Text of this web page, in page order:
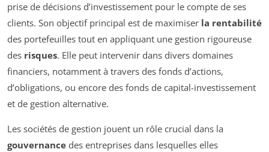
prise de décisions d’investissement pour le compte de ses
clients. Son objectif principal est de maximiser la rentabilité
des portefeuilles tout en appliquant une gestion rigoureuse
des risques. Elle peut intervenir dans divers domaines
financiers, notamment à travers des fonds d’actions,
d’obligations, ou encore des fonds de capital-investissement
et de gestion alternative.
Les sociétés de gestion jouent un rôle crucial dans la
gouvernance des entreprises dans lesquelles elles